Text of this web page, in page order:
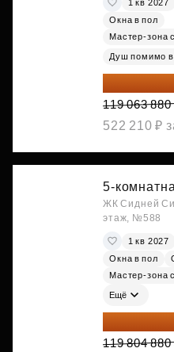
1 кв 2027
Окна в пол
Мастер-зона
Душ помимо
77 391 522
119 063 880
522 210 ₽
5-
ЖК Сидней
этаж, №588
1 кв 2027
Окна в пол
Мастер-зона
Ещё
77 873 172
119 804 880